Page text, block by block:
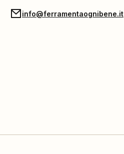
info@ferramentaognibene.it